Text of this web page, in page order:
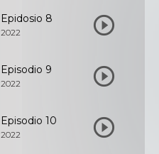
Epidosio 8
2022
Episodio 9
2022
Episodio 10
2022